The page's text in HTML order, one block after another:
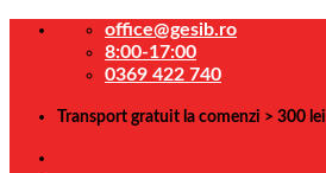
Skip
office@gesib.ro
8:00-17:00
0369 422 740
Transport gratuit la comenzi > 300 lei